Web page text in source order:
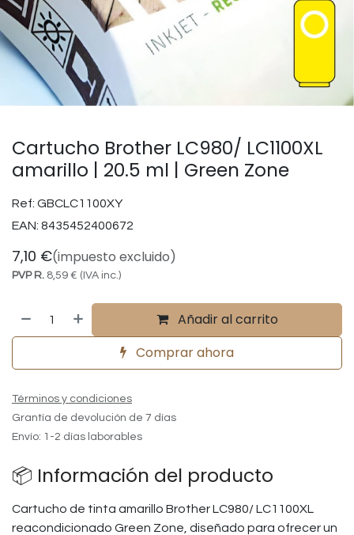
Cartucho Brother LC980/ LC1100XL
amarillo | 20.5 ml | Green Zone
Ref: GBCLC1100XY
EAN: 8435452400672
7,10 €(impuesto excluido)
PVP R. 8,59 € (IVA inc.)
Añadir al carrito
Comprar ahora
Términos y condiciones
Grantía de devolución de 7 días
Envío: 1-2 días laborables
📦 Información del producto
Cartucho de tinta amarillo Brother LC980/ LC1100XL
reacondicionado Green Zone, diseñado para ofrecer un